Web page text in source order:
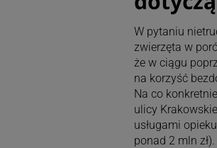
W pytaniu
zwierzęta w
że w ciągu
na korzyść
Na co
ulicy
usługami
ponad 2 mln